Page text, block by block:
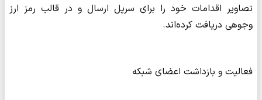
تصاویر اقدامات خود را برای سرپل ارسال و در قالب رمز ارز
وجوهی دریافت کرده‌اند.
فعالیت و بازداشت اعضای شبکه